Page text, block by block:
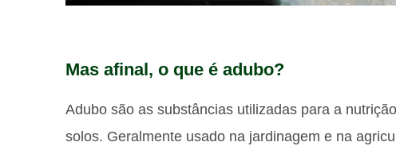
Mas afinal, o que é adubo?
Adubo são as substâncias utilizadas para a
solos. Geralmente usado na jardinagem e na